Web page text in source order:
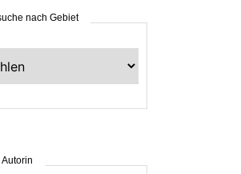
nach Gebiet
Autorin